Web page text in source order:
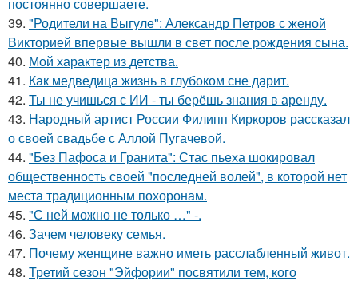
постоянно совершаете.
39. "Родители на Выгуле": Александр Петров с женой
Викторией впервые вышли в свет после рождения сына.
40. Мой характер из детства.
41. Как медведица жизнь в глубоком сне дарит.
42. Ты не учишься с ИИ - ты берёшь знания в аренду.
43. Народный артист России Филипп Киркоров рассказал
о своей свадьбе с Аллой Пугачевой.
44. "Без Пафоса и Гранита": Стас пьеха шокировал
общественность своей "последней волей", в которой нет
места традиционным похоронам.
45. "С ней можно не только …" -.
46. Зачем человеку семья.
47. Почему женщине важно иметь расслабленный живот.
48. Третий сезон "Эйфории" посвятили тем, кого